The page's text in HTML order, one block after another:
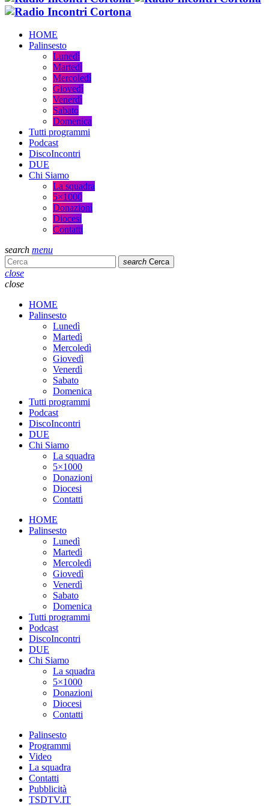
HOME
Palinsesto
Lunedì
Martedì
Mercoledì
Giovedì
Venerdì
Sabato
Domenica
Tutti programmi
Podcast
DiscoIncontri
DUE
Chi Siamo
La squadra
5×1000
Donazioni
Diocesi
Contatti
search menu
search Cerca
close
close
HOME
Palinsesto
Lunedì
Martedì
Mercoledì
Giovedì
Venerdì
Sabato
Domenica
Tutti programmi
Podcast
DiscoIncontri
DUE
Chi Siamo
La squadra
5×1000
Donazioni
Diocesi
Contatti
HOME
Palinsesto
Lunedì
Martedì
Mercoledì
Giovedì
Venerdì
Sabato
Domenica
Tutti programmi
Podcast
DiscoIncontri
DUE
Chi Siamo
La squadra
5×1000
Donazioni
Diocesi
Contatti
Palinsesto
Programmi
Video
La squadra
Contatti
Pubblicità
TSDTV.IT